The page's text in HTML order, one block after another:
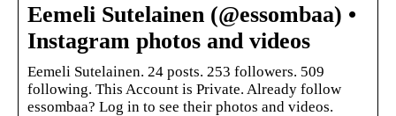
Eemeli Sutelainen (@essombaa) •
Instagram photos and videos
Eemeli Sutelainen. 24 posts. 253 followers. 509
following. This Account is Private. Already follow
essombaa? Log in to see their photos and videos.